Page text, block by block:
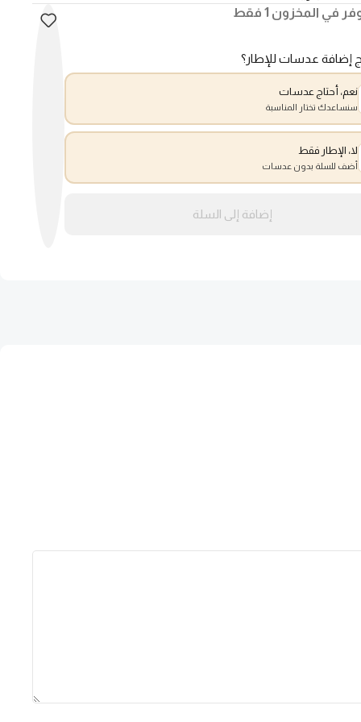
في المخزون 1 فقط
إضافة عدسات للإطار؟
نعم، أحتاج عدسات
سنساعدك تختار المناسبة
لا، الإطار فقط
أضف للسلة بدون عدسات
إضافة إلى السلة